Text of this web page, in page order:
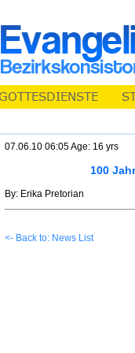
07.06.10 06:05 Age: 16 yrs
100
By: Erika Pretorian
<- Back to: News List